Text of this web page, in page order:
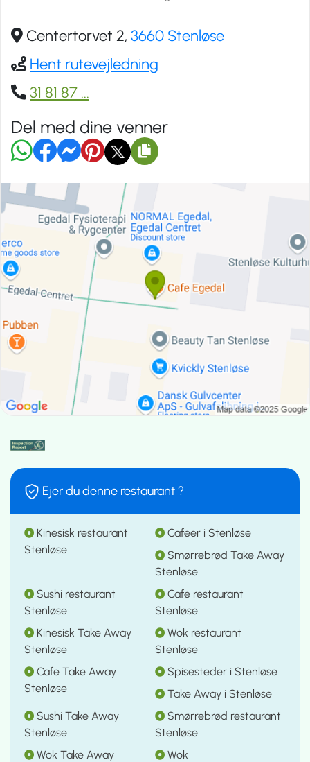
Centertorvet 2, 3660 Stenløse
Hent rutevejledning
31 81 87 ...
Del med dine venner
Ejer du denne restaurant ?
Kinesisk restaurant
Stenløse
Cafeer i Stenløse
Smørrebrød Take Away
Stenløse
Sushi restaurant
Stenløse
Cafe restaurant
Stenløse
Kinesisk Take Away
Stenløse
Wok restaurant
Stenløse
Cafe Take Away
Stenløse
Spisesteder i Stenløse
Take Away i Stenløse
Sushi Take Away
Stenløse
Smørrebrød restaurant
Stenløse
Wok Take Away
Wok